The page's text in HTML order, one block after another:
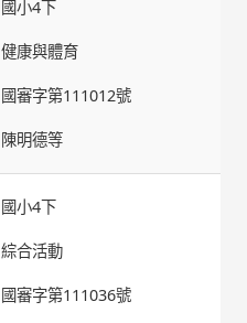
國小4下
健康與體育
國審字第111012號
陳明德等
國小4下
綜合活動
國審字第111036號